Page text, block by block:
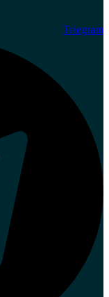
Telegram